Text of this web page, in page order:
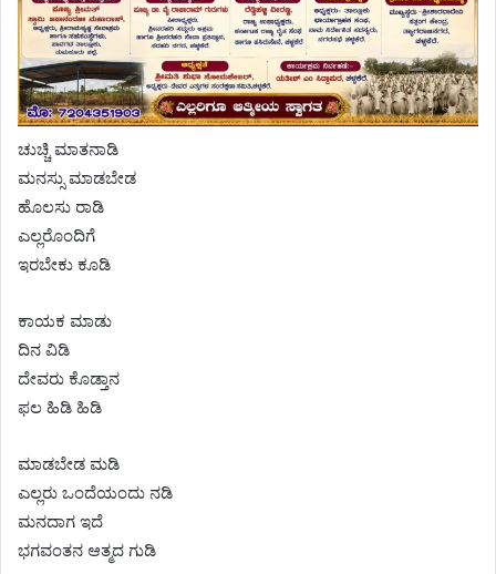
ಚುಚ್ಚಿ ಮಾತನಾಡಿ
ಮನಸ್ಸು ಮಾಡಬೇಡ
ಹೊಲಸು ರಾಡಿ
ಎಲ್ಲರೊಂದಿಗೆ
ಇರಬೇಕು ಕೂಡಿ
ಕಾಯಕ ಮಾಡು
ದಿನ ವಿಡಿ
ದೇವರು ಕೊಡ್ತಾನ
ಫಲ ಹಿಡಿ ಹಿಡಿ
ಮಾಡಬೇಡ ಮಡಿ
ಎಲ್ಲರು ಒಂದೆಯಂದು ನಡಿ
ಮನದಾಗ ಇದೆ
ಭಗವಂತನ ಆತ್ಮದ ಗುಡಿ